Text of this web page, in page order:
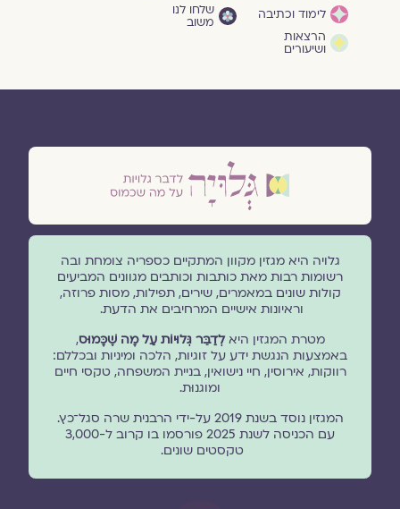
לימוד וכתיבה
הרצאות
ושיעורים
שלחו לנו
משוב
גלויה היא מגזין מקוון המתקיים כספריה צומחת ובה
רשומות רבות מאת כותבות וכותבים מגוונים המביעים
קולות שונים במאמרים, שירים, תפילות, מסות פרוזה,
וראיונות אישיים המרחיבים את הדעת.
מטרת המגזין היאלְדַבֵּר גְּלוּיוֹת עַל מָה שֶׁכָּמוּס,
באמצעות הנגשת ידע על זוגיות, הלכה ומיניות ובכללם:
רווקות, אירוסין, חיי נישואין, בניית המשפחה, טקסי חיים
ומוגנוּת.
המגזין נוסד בשנת 2019 על-ידי הרבנית שרה סגל־כץ.
עם הכניסה לשנת 2025 פורסמו בו קרוב ל-3,000
טקסטים שונים.